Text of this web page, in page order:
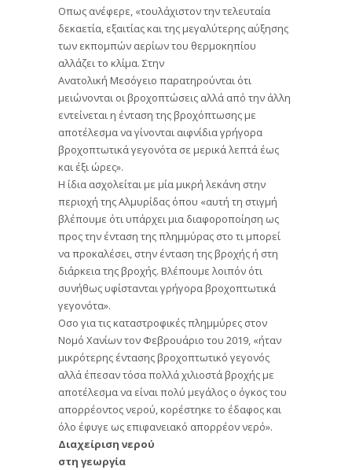
Οπως ανέφερε, «τουλάχιστον την τελευταία
δεκαετία, εξαιτίας και της μεγαλύτερης αύξησης
των εκπομπών αερίων του θερμοκηπίου
αλλάζει το κλίμα. Στην
Ανατολική Μεσόγειο παρατηρούνται ότι
μειώνονται οι βροχοπτώσεις αλλά από την άλλη
εντείνεται η ένταση της βροχόπτωσης με
αποτέλεσμα να γίνονται αιφνίδια γρήγορα
βροχοπτωτικά γεγονότα σε μερικά λεπτά έως
και έξι ώρες».
Η ίδια ασχολείται με μία μικρή λεκάνη στην
περιοχή της Αλμυρίδας όπου «αυτή τη στιγμή
βλέπουμε ότι υπάρχει μια διαφοροποίηση ως
προς την ένταση της πλημμύρας στο τι μπορεί
να προκαλέσει, στην ένταση της βροχής ή στη
διάρκεια της βροχής. Βλέπουμε λοιπόν ότι
συνήθως υφίστανται γρήγορα βροχοπτωτικά
γεγονότα».
Οσο για τις καταστροφικές πλημμύρες στον
Νομό Χανίων τον Φεβρουάριο του 2019, «ήταν
μικρότερης έντασης βροχοπτωτικό γεγονός
αλλά έπεσαν τόσα πολλά χιλιοστά βροχής με
αποτέλεσμα να είναι πολύ μεγάλος ο όγκος του
απορρέοντος νερού, κορέστηκε το έδαφος και
όλο έφυγε ως επιφανειακό απορρέον νερό».
Διαχείριση νερού
στη γεωργία